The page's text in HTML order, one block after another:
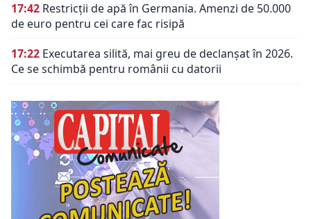
17:42 Restricții de apă în Germania. Amenzi de 50.000
de euro pentru cei care fac risipă
17:22 Executarea silită, mai greu de declanșat în 2026.
Ce se schimbă pentru românii cu datorii